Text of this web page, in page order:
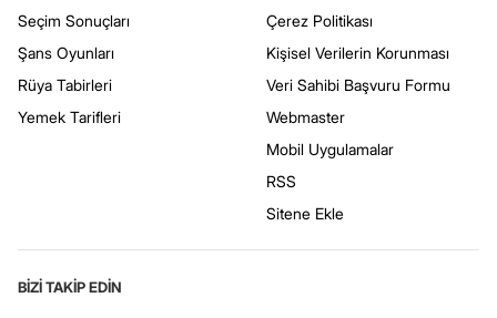
Seçim Sonuçları
Şans Oyunları
Rüya Tabirleri
Yemek Tarifleri
Çerez Politikası
Kişisel Verilerin Korunması
Veri Sahibi Başvuru Formu
Webmaster
Mobil Uygulamalar
RSS
Sitene Ekle
BİZİ TAKİP EDİN